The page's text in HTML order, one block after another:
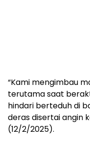
“Kami mengimbau
terutama saat
hindari berteduh di
deras disertai angin
(12/2/2025).